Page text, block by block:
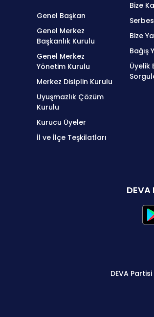
Genel Başkan
Genel Merkez
Başkanlık Kurulu
Genel Merkez
Yönetim Kurulu
Merkez Disiplin Kurulu
Uyuşmazlık Çözüm
Kurulu
Kurucu Üyeler
İl ve İlçe Teşkilatları
Bize
Bize
Bağış
Üyelik
DEVA